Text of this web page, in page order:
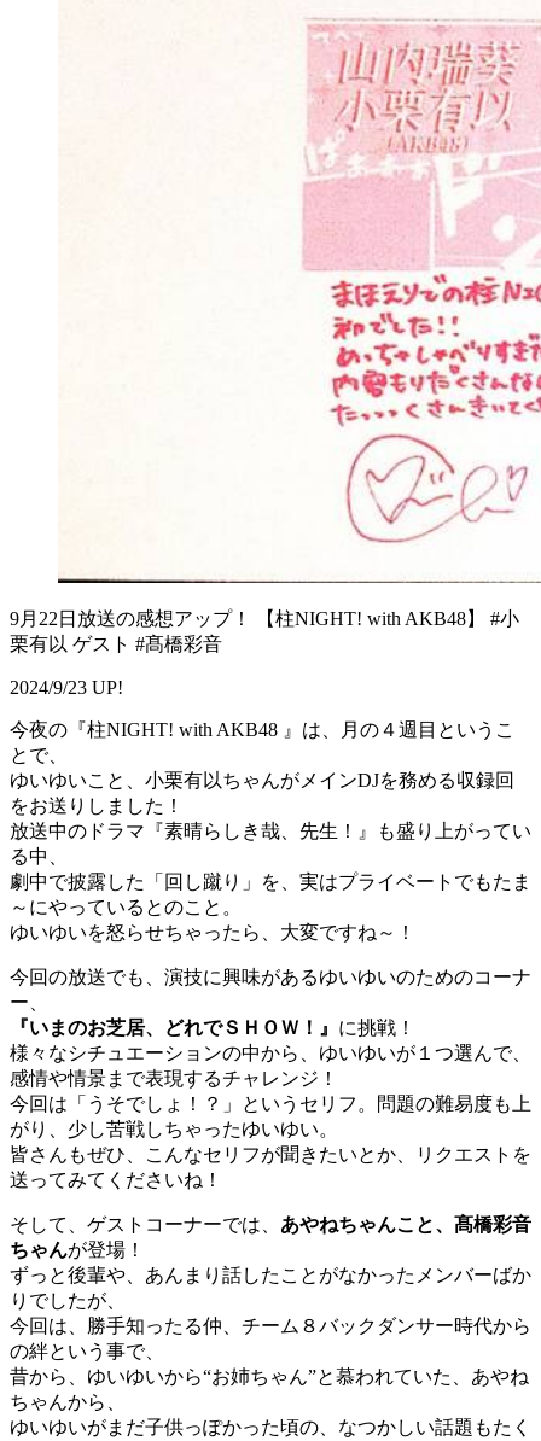
9月22日放送の感想アップ！ 【柱NIGHT! with AKB48】 #小
栗有以 ゲスト #髙橋彩音
2024/9/23 UP!
今夜の『柱NIGHT! with AKB48 』は、月の４週目というこ
とで、
ゆいゆいこと、小栗有以ちゃんがメインDJを務める収録回
をお送りしました！
放送中のドラマ『素晴らしき哉、先生！』も盛り上がってい
る中、
劇中で披露した「回し蹴り」を、実はプライベートでもたま
～にやっているとのこと。
ゆいゆいを怒らせちゃったら、大変ですね～！
今回の放送でも、演技に興味があるゆいゆいのためのコーナ
ー、
『いまのお芝居、どれでＳＨＯＷ！』 に挑戦！
様々なシチュエーションの中から、ゆいゆいが１つ選んで、
感情や情景まで表現するチャレンジ！
今回は「うそでしょ！？」というセリフ。問題の難易度も上
がり、少し苦戦しちゃったゆいゆい。
皆さんもぜひ、こんなセリフが聞きたいとか、リクエストを
送ってみてくださいね！
そして、ゲストコーナーでは、 あやねちゃんこと、髙橋彩音
ちゃんが登場！
ずっと後輩や、あんまり話したことがなかったメンバーばか
りでしたが、
今回は、勝手知ったる仲、チーム８バックダンサー時代から
の絆という事で、
昔から、ゆいゆいから“お姉ちゃん”と慕われていた、あやね
ちゃんから、
ゆいゆいがまだ子供っぽかった頃の、なつかしい話題もたく